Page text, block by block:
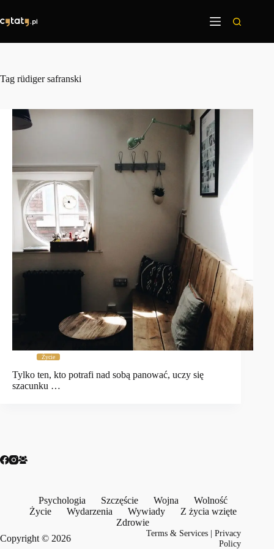
treści
Tag rüdiger safranski
Życie
Tylko ten, kto potrafi nad sobą panować, uczy się
szacunku …
Psychologia Szczęście Wojna
Wolność
Życie
Wydarzenia Wywiady
Z życia wzięte
Zdrowie
Copyright © 2026
Terms & Services |Privacy
Policy